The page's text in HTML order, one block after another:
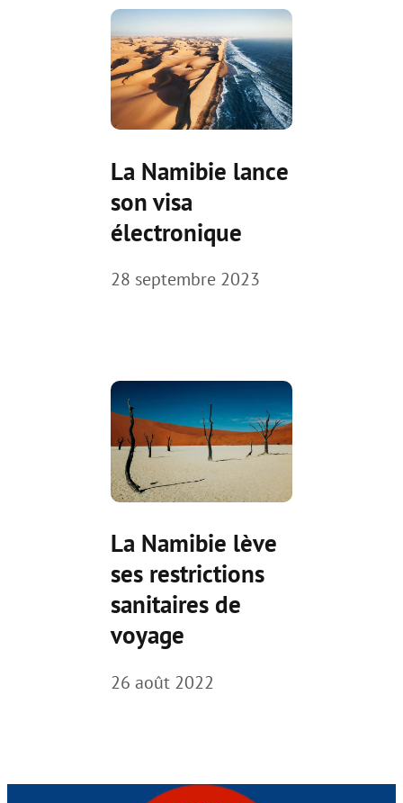
La Namibie lance
son visa
électronique
28 septembre 2023
La Namibie lève
ses restrictions
sanitaires de
voyage
26 août 2022